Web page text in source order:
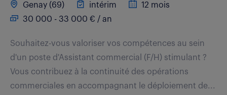
Genay (69) intérim
12 mois
30 000 - 33 000 € / an
Souhaitez-vous valoriser vos compétences au sein
d'un poste d'Assistant commercial (F/H) stimulant ?
Vous contribuez à la continuité des opérations
commerciales en accompagnant le déploiement de...